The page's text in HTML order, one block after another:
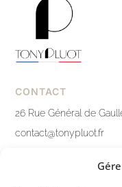
CONTACT
26 Rue Général de
contact@tonypluot.fr